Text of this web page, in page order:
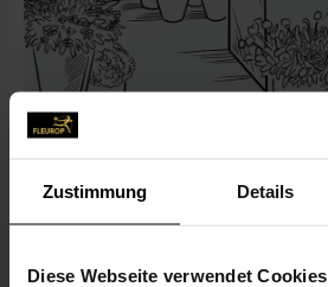
Zustimmung Details
Diese Webseite verwendet Cookies